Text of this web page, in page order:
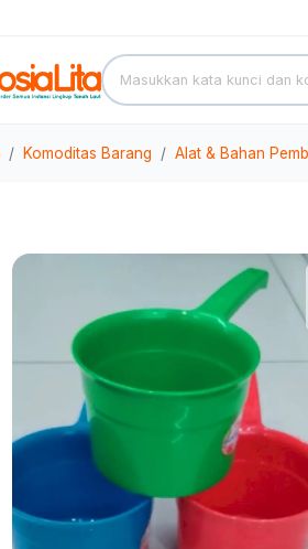
Komoditas Barang Alat & Bahan